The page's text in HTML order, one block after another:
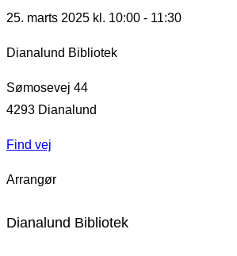
25. marts 2025 kl. 10:00 - 11:30
Dianalund Bibliotek
Sømosevej 44
4293 Dianalund
Find vej
Arrangør
Dianalund Bibliotek